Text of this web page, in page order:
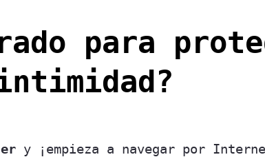
para
y ¡empieza a navegar por